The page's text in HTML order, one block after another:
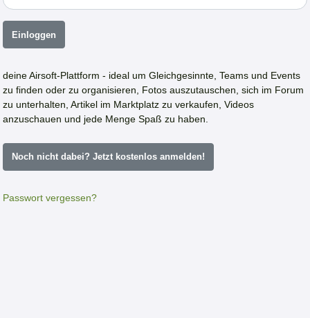
Einloggen
deine Airsoft-Plattform - ideal um Gleichgesinnte, Teams und Events
zu finden oder zu organisieren, Fotos auszutauschen, sich im Forum
zu unterhalten, Artikel im Marktplatz zu verkaufen, Videos
anzuschauen und jede Menge Spaß zu haben.
Noch nicht dabei? Jetzt kostenlos anmelden!
Passwort vergessen?